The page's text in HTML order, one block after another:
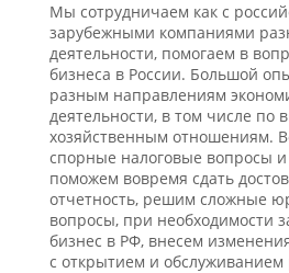
Мы сотрудничаем как с
зарубежными компаниями
деятельности, помогаем в
бизнеса в России. Большой
разным направлениям
деятельности, в том числе по
хозяйственным отношениям.
спорные налоговые вопросы и
поможем вовремя сдать
отчетность, решим сложные
вопросы, при необходимости
бизнес в РФ, внесем
с открытием и обслуживанием